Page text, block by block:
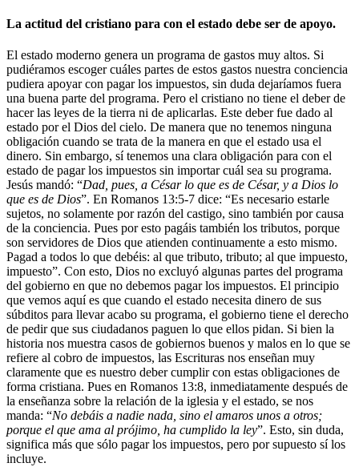
La actitud del cristiano para con el estado debe ser de apoyo.
El estado moderno genera un programa de gastos muy altos. Si
pudiéramos escoger cuáles partes de estos gastos nuestra conciencia
pudiera apoyar con pagar los impuestos, sin duda dejaríamos fuera
una buena parte del programa. Pero el cristiano no tiene el deber de
hacer las leyes de la tierra ni de aplicarlas. Este deber fue dado al
estado por el Dios del cielo. De manera que no tenemos ninguna
obligación cuando se trata de la manera en que el estado usa el
dinero. Sin embargo, sí tenemos una clara obligación para con el
estado de pagar los impuestos sin importar cuál sea su programa.
Jesús mandó: “Dad, pues, a César lo que es de César, y a Dios lo
que es de Dios”. En Romanos 13:5-7 dice: “Es necesario estarle
sujetos, no solamente por razón del castigo, sino también por causa
de la conciencia. Pues por esto pagáis también los tributos, porque
son servidores de Dios que atienden continuamente a esto mismo.
Pagad a todos lo que debéis: al que tributo, tributo; al que impuesto,
impuesto”. Con esto, Dios no excluyó algunas partes del programa
del gobierno en que no debemos pagar los impuestos. El principio
que vemos aquí es que cuando el estado necesita dinero de sus
súbditos para llevar acabo su programa, el gobierno tiene el derecho
de pedir que sus ciudadanos paguen lo que ellos pidan. Si bien la
historia nos muestra casos de gobiernos buenos y malos en lo que se
refiere al cobro de impuestos, las Escrituras nos enseñan muy
claramente que es nuestro deber cumplir con estas obligaciones de
forma cristiana. Pues en Romanos 13:8, inmediatamente después de
la enseñanza sobre la relación de la iglesia y el estado, se nos
manda: “No debáis a nadie nada, sino el amaros unos a otros;
porque el que ama al prójimo, ha cumplido la ley”. Esto, sin duda,
significa más que sólo pagar los impuestos, pero por supuesto sí los
incluye.